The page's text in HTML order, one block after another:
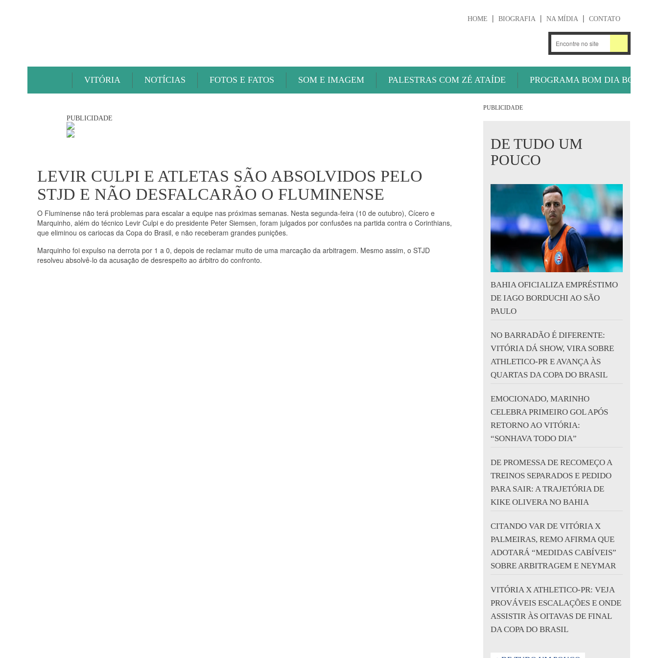
HOME BIOGRAFIA NA MÍDIA CONTATO
VITÓRIA NOTÍCIAS FOTOS E FATOS SOM E IMAGEM PALESTRAS COM ZÉ ATAÍDE PROGRAMA BOM DIA BOLA
PUBLICIDADE
LEVIR CULPI E ATLETAS SÃO ABSOLVIDOS PELO
STJD E NÃO DESFALCARÃO O FLUMINENSE
O Fluminense não terá problemas para escalar a equipe nas próximas semanas. Nesta segunda-feira (10 de outubro), Cícero e
Marquinho, além do técnico Levir Culpi e do presidente Peter Siemsen, foram julgados por confusões na partida contra o Corinthians,
que eliminou os cariocas da Copa do Brasil, e não receberam grandes punições.
Marquinho foi expulso na derrota por 1 a 0, depois de reclamar muito de uma marcação da arbitragem. Mesmo assim, o STJD
resolveu absolvê-lo da acusação de desrespeito ao árbitro do confronto.
PUBLICIDADE
DE TUDO UM
POUCO
BAHIA OFICIALIZA EMPRÉSTIMO
DE IAGO BORDUCHI AO SÃO
PAULO
NO BARRADÃO É DIFERENTE:
VITÓRIA DÁ SHOW, VIRA SOBRE
ATHLETICO-PR E AVANÇA ÀS
QUARTAS DA COPA DO BRASIL
EMOCIONADO, MARINHO
CELEBRA PRIMEIRO GOL APÓS
RETORNO AO VITÓRIA:
“SONHAVA TODO DIA”
DE PROMESSA DE RECOMEÇO A
TREINOS SEPARADOS E PEDIDO
PARA SAIR: A TRAJETÓRIA DE
KIKE OLIVERA NO BAHIA
CITANDO VAR DE VITÓRIA X
PALMEIRAS, REMO AFIRMA QUE
ADOTARÁ “MEDIDAS CABÍVEIS”
SOBRE ARBITRAGEM E NEYMAR
VITÓRIA X ATHLETICO-PR: VEJA
PROVÁVEIS ESCALAÇÕES E ONDE
ASSISTIR ÀS OITAVAS DE FINAL
DA COPA DO BRASIL